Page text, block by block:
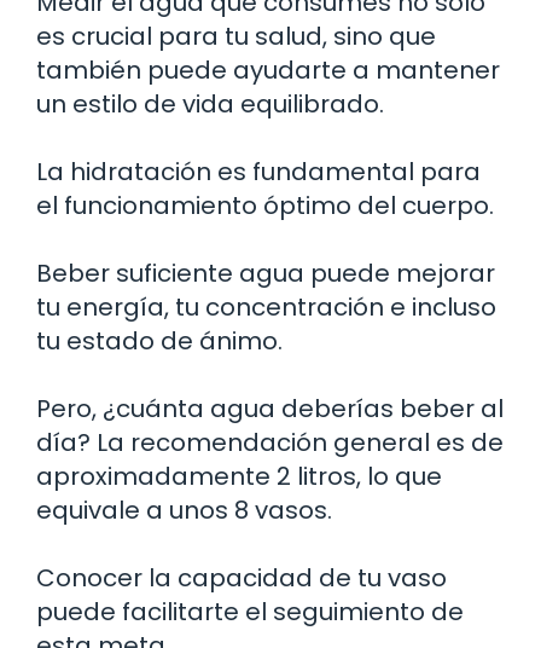
es crucial para tu salud, sino que
también puede ayudarte a mantener
un estilo de vida equilibrado.
La hidratación es fundamental para
el funcionamiento óptimo del cuerpo.
Beber suficiente agua puede mejorar
tu energía, tu concentración e incluso
tu estado de ánimo.
Pero, ¿cuánta agua deberías beber al
día? La recomendación general es de
aproximadamente 2 litros, lo que
equivale a unos 8 vasos.
Conocer la capacidad de tu vaso
puede facilitarte el seguimiento de